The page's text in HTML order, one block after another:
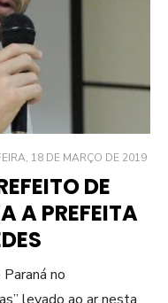
18 DE MARÇO DE 2019
DE
A PREFEITA
no